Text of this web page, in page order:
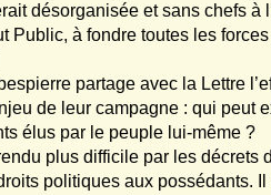
désorganisée et sans chefs
Public, à fondre toutes les
partage avec la Lettre
de leur campagne : qui peut
élus par le peuple lui-même ?
plus difficile par les décrets
politiques aux possédants.